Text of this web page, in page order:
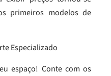
primeiros modelos de
Especializado
espaço! Conte com os